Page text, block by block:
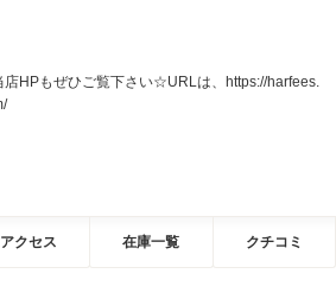
HPもぜひご覧下さい☆URLは、https://harfees.
クセス 在庫一覧 クチコミ